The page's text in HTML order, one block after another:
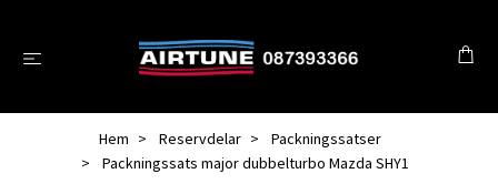
Hem Reservdelar
Packningssatser
Packningssats major dubbelturbo Mazda SHY1